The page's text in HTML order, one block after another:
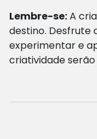
Lembre-se:A
destino. Desfrute
experimentar e
criatividade